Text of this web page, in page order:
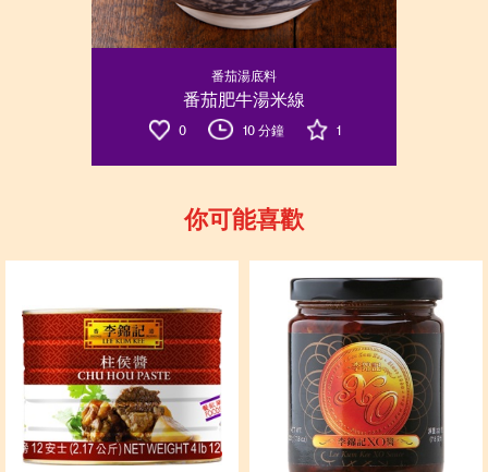
番茄湯底料
番茄肥牛湯米線
0 10 分鐘 1
你可能喜歡